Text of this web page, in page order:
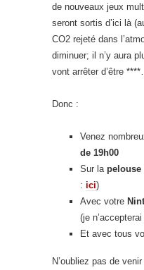
de nouveaux jeux
seront sortis d’ici là
CO2 rejeté dans
diminuer; il n’y aura
vont arrêter d’être
Donc :
Venez
de 19h00
Sur la pelouse
: ici)
Avec votre
(je
Et avec tous
N’oubliez pas de